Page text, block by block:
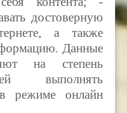
достоверную
ете, а также
Данные
на степень
выполнять
режиме онлайн